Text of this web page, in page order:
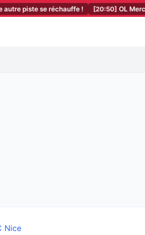
se réchauffe ! [20:50] OL Mercato :
Nice